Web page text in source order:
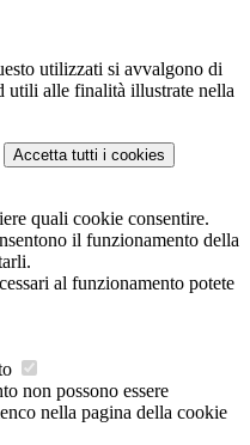
utilizzati si avvalgono di
utili alle finalità illustrate nella
Accetta tutti i cookies
quali cookie consentire.
il funzionamento della
al funzionamento potete
non possono essere
nella pagina della cookie